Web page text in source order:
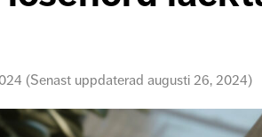
(Senast uppdaterad augusti 26, 2024)